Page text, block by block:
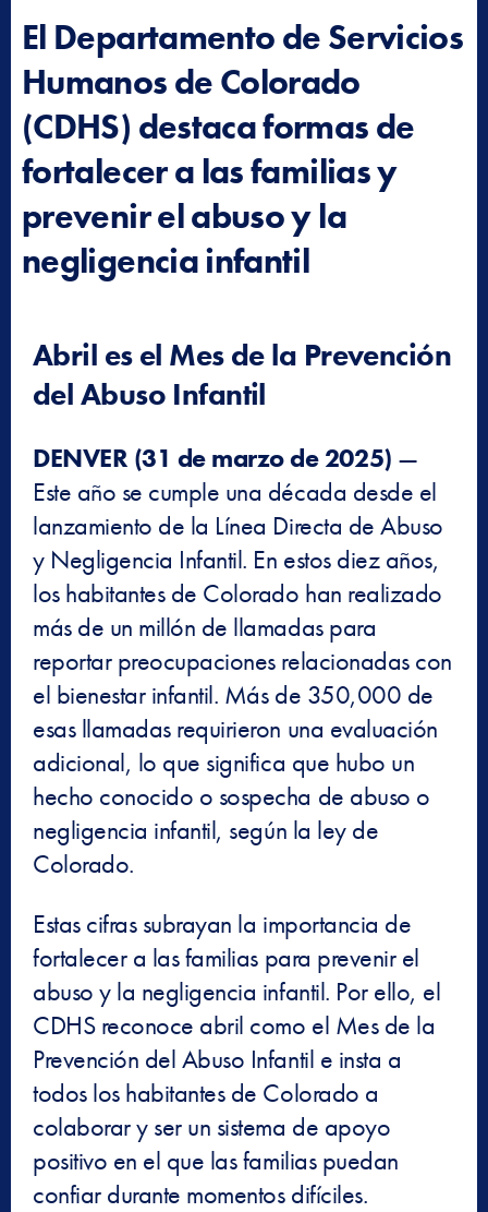
El Departamento de Servicios
Humanos de Colorado
(CDHS) destaca formas de
fortalecer a las familias y
prevenir el abuso y la
negligencia infantil
Abril es el Mes de la Prevención
del Abuso Infantil
DENVER (31 de marzo de 2025) —
Este año se cumple una década desde el
lanzamiento de la Línea Directa de Abuso
y Negligencia Infantil. En estos diez años,
los habitantes de Colorado han realizado
más de un millón de llamadas para
reportar preocupaciones relacionadas con
el bienestar infantil. Más de 350,000 de
esas llamadas requirieron una evaluación
adicional, lo que significa que hubo un
hecho conocido o sospecha de abuso o
negligencia infantil, según la ley de
Colorado.
Estas cifras subrayan la importancia de
fortalecer a las familias para prevenir el
abuso y la negligencia infantil. Por ello, el
CDHS reconoce abril como el Mes de la
Prevención del Abuso Infantil e insta a
todos los habitantes de Colorado a
colaborar y ser un sistema de apoyo
positivo en el que las familias puedan
confiar durante momentos difíciles.